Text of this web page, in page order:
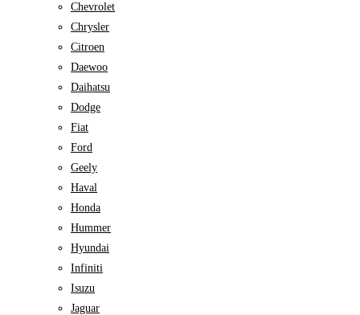
Chevrolet
Chrysler
Citroen
Daewoo
Daihatsu
Dodge
Fiat
Ford
Geely
Haval
Honda
Hummer
Hyundai
Infiniti
Isuzu
Jaguar